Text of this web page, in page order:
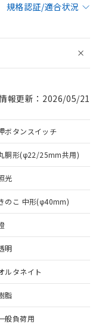
規格認証/適合状況
報更新：2026/05/21
ボタンスイッチ
胴形(φ22/25mm共用)
光
のこ 中形(φ40mm)
明
ルタネイト
脂
般負荷用